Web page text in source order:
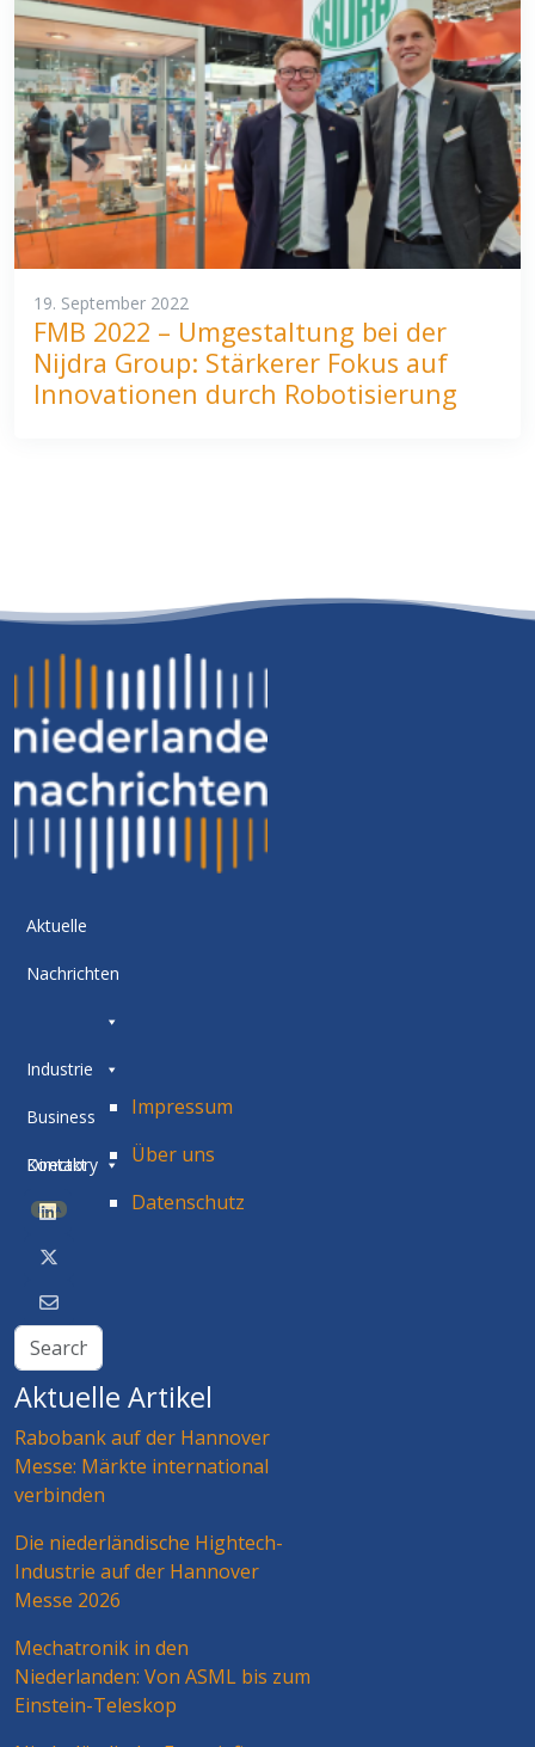
19. September 2022
FMB 2022 – Umgestaltung bei der
Nijdra Group: Stärkerer Fokus auf
Innovationen durch Robotisierung
Aktuelle
Nachrichten
Industrie
Business
Directory
BETA
Kontakt
Impressum
Über uns
Datenschutz
Aktuelle Artikel
Rabobank auf der Hannover
Messe: Märkte international
verbinden
Die niederländische Hightech-
Industrie auf der Hannover
Messe 2026
Mechatronik in den
Niederlanden: Von ASML bis zum
Einstein-Teleskop